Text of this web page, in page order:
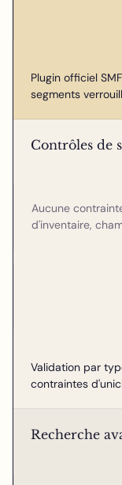
Plugin officiel
segments
Contrôles de
Aucune
d'inventaire,
Validation par
contraintes
Recherche